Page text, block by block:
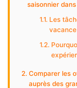
saisonnier
Les
Comparer les
auprès des